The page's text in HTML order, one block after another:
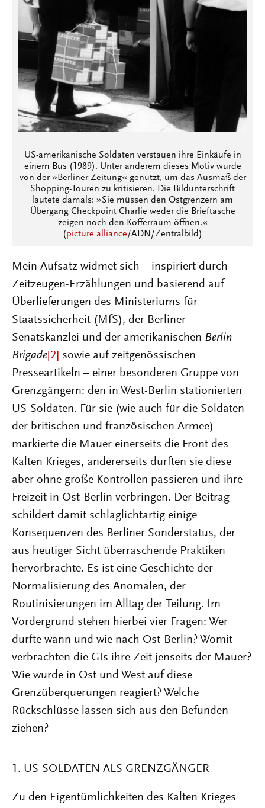
US-amerikanische Soldaten verstauen ihre Einkäufe in
einem Bus (1989). Unter anderem dieses Motiv wurde
von der »Berliner Zeitung« genutzt, um das Ausmaß der
Shopping-Touren zu kritisieren. Die Bildunterschrift
lautete damals: »Sie müssen den Ostgrenzern am
Übergang Checkpoint Charlie weder die Brieftasche
zeigen noch den Kofferraum öffnen.«
(picture alliance/ADN/Zentralbild)
Mein Aufsatz widmet sich – inspiriert durch
Zeitzeugen-Erzählungen und basierend auf
Überlieferungen des Ministeriums für
Staatssicherheit (MfS), der Berliner
Senatskanzlei und der amerikanischen Berlin
Brigade [2] sowie auf zeitgenössischen
Presseartikeln – einer besonderen Gruppe von
Grenzgängern: den in West-Berlin stationierten
US-Soldaten. Für sie (wie auch für die Soldaten
der britischen und französischen Armee)
markierte die Mauer einerseits die Front des
Kalten Krieges, andererseits durften sie diese
aber ohne große Kontrollen passieren und ihre
Freizeit in Ost-Berlin verbringen. Der Beitrag
schildert damit schlaglichtartig einige
Konsequenzen des Berliner Sonderstatus, der
aus heutiger Sicht überraschende Praktiken
hervorbrachte. Es ist eine Geschichte der
Normalisierung des Anomalen, der
Routinisierungen im Alltag der Teilung. Im
Vordergrund stehen hierbei vier Fragen: Wer
durfte wann und wie nach Ost-Berlin? Womit
verbrachten die GIs ihre Zeit jenseits der Mauer?
Wie wurde in Ost und West auf diese
Grenzüberquerungen reagiert? Welche
Rückschlüsse lassen sich aus den Befunden
ziehen?
1. US-SOLDATEN ALS GRENZGÄNGER
Zu den Eigentümlichkeiten des Kalten Krieges